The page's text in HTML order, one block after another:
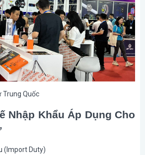
Trung Quốc
Nhập Khẩu Áp Dụng Cho
(Import Duty)